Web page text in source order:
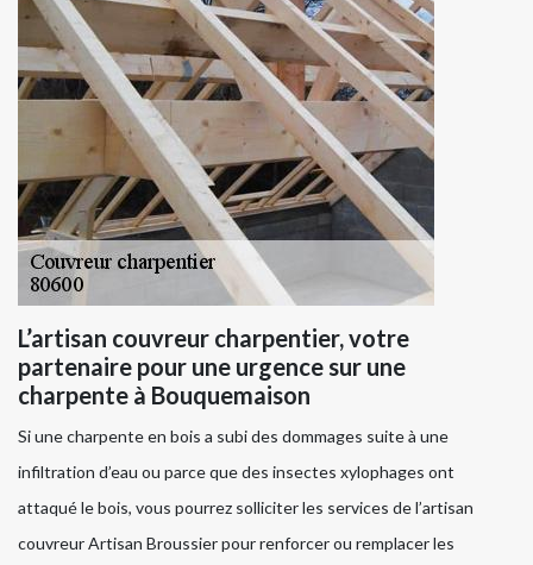
L’artisan couvreur charpentier, votre
partenaire pour une urgence sur une
charpente à Bouquemaison
Si une charpente en bois a subi des dommages suite à une
infiltration d’eau ou parce que des insectes xylophages ont
attaqué le bois, vous pourrez solliciter les services de l’artisan
couvreur Artisan Broussier pour renforcer ou remplacer les